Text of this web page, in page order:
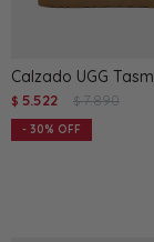
Calzado UGG
$ 5.522 $ 7.890
30